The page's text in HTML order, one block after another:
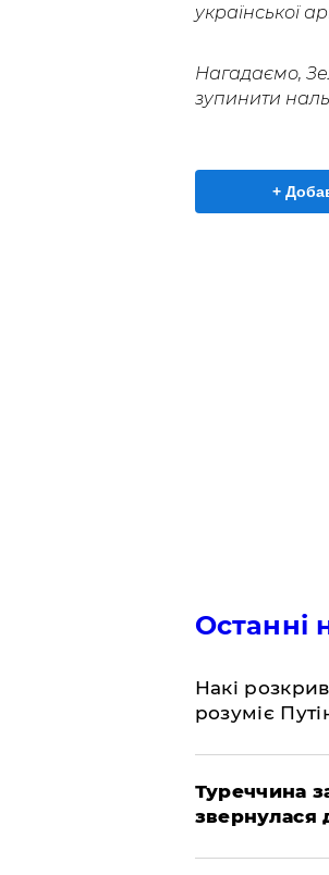
української
Нагадаємо,
зупинити
+
Останні
Накі
розуміє
Туреччина
звернулася